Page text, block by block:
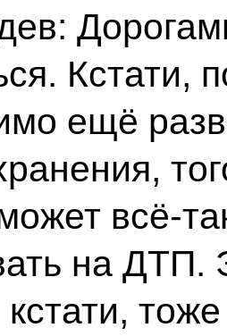
Кстати,
ещё
на ДТП.